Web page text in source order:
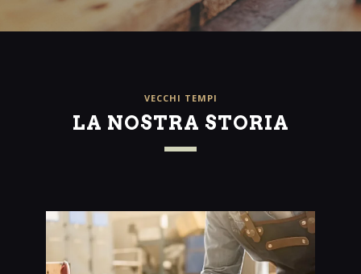
VECCHI TEMPI
LA NOSTRA STORIA